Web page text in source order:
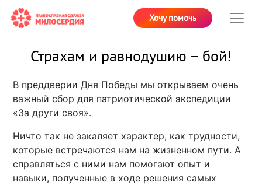
Хочу помочь
Страхам и равнодушию – бой!
В преддверии Дня Победы мы открываем очень
важный сбор для патриотической экспедиции
«За други своя».
Ничто так не закаляет характер, как трудности,
которые встречаются нам на жизненном пути. А
справляться с ними нам помогают опыт и
навыки, полученные в ходе решения самых